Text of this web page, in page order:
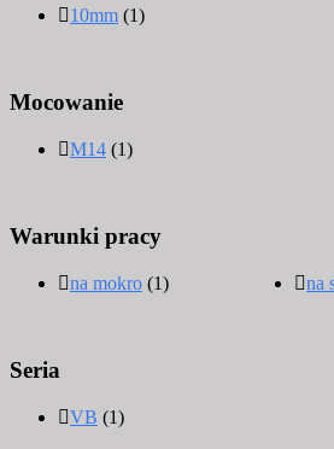
10mm (1)
Mocowanie
M14 (1)
Warunki pracy
na mokro (1) na
Seria
VB (1)